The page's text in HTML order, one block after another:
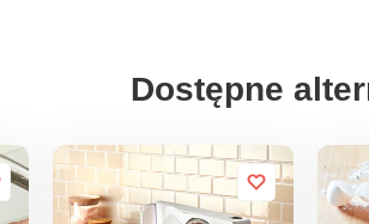
Dostępne